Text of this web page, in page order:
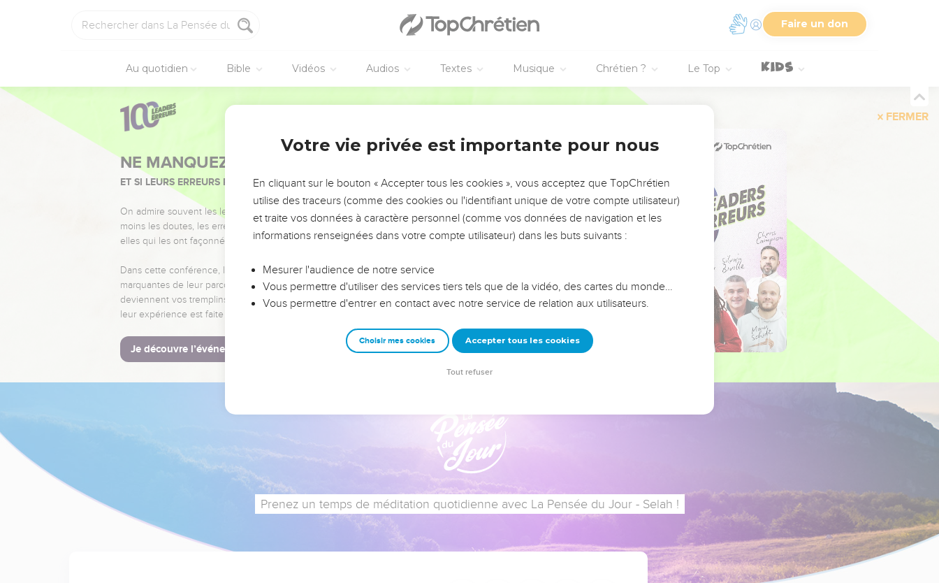
Faire un don
Au quotidien Bible Vidéos Audios Textes Musique Chrétien ? Le Top
FERMER
NE MANQUEZ PAS L’ÉVÉNEMENT DE L’ANNÉE !
ET SI LEURS ERREURS POUVAIENT VOUS ÉVITER LES VOTRES ?
On admire souvent les leaders pour leurs réussites, leur impact, leur foi ou leur vision. Mais on voit
moins les doutes, les erreurs et les saisons difficiles qu'ils ont traversés, alors même que ce sont
elles qui les ont façonnés.
Dans cette conférence, leaders, entrepreneurs, et responsables reviennent sur les erreurs
marquantes de leur parcours et les clés pour avancer avec plus de sagesse afin que leurs erreurs
deviennent vos tremplins. Que vous guidiez un ministère, une équipe, un groupe ou une famille,
leur expérience est faite pour vous.
Je découvre l’événement
Prenez un temps de méditation quotidienne avec La Pensée du Jour - Selah !
Votre vie privée est importante pour nous
En cliquant sur le bouton « Accepter tous les cookies », vous acceptez que TopChrétien
utilise des traceurs (comme des cookies ou l'identifiant unique de votre compte utilisateur)
et traite vos données à caractère personnel (comme vos données de navigation et les
informations renseignées dans votre compte utilisateur) dans les buts suivants :
Mesurer l'audience de notre service
Vous permettre d'utiliser des services tiers tels que de la vidéo, des cartes du monde…
Vous permettre d'entrer en contact avec notre service de relation aux utilisateurs.
Choisir mes cookies Accepter tous les cookies
Tout refuser